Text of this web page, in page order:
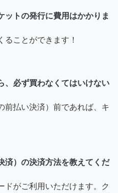
ットの発行に費用はかかりま
ることができます！
、必ず買わなくてはいけない
前払い決済）前であれば、キ
済）の決済方法を教えてくだ
ドがご利用いただけます。ク